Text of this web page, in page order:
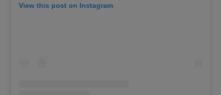
View this post on Instagram